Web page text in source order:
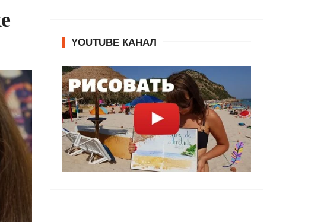
YOUTUBE КАНАЛ